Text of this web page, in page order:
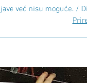
već nisu moguće. /